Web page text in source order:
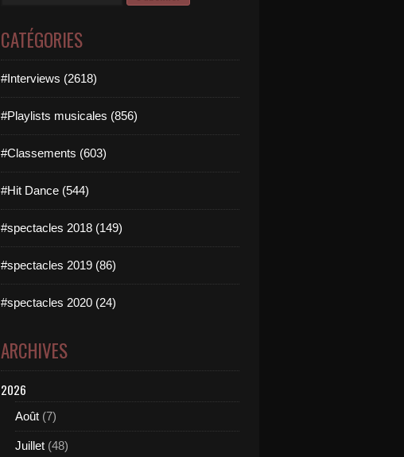
CATÉGORIES
#Interviews (2618)
#Playlists musicales (856)
#Classements (603)
#Hit Dance (544)
#spectacles 2018 (149)
#spectacles 2019 (86)
#spectacles 2020 (24)
ARCHIVES
2026
Août (7)
Juillet (48)